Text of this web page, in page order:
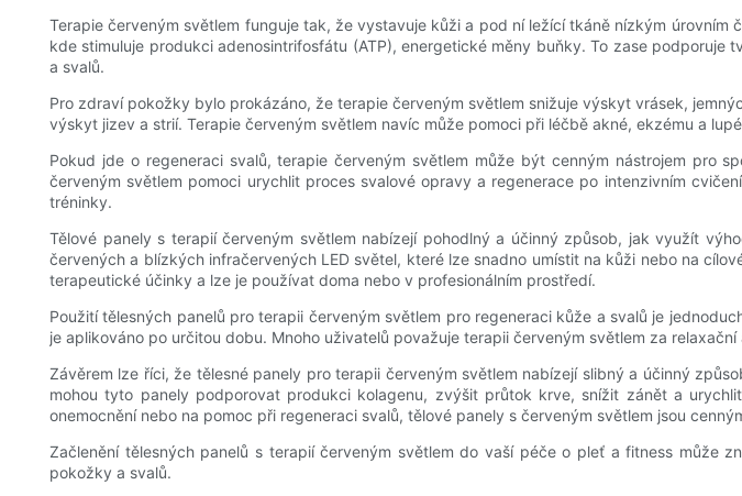
Terapie červeným světlem funguje tak, že vystavuje kůži a pod ní ležící tkáně nízkým
kde stimuluje produkci adenosintrifosfátu (ATP), energetické měny buňky. To zase
a svalů.
Pro zdraví pokožky bylo prokázáno, že terapie červeným světlem snižuje výskyt vrásek,
výskyt jizev a strií. Terapie červeným světlem navíc může pomoci při léčbě akné, ekzému a
Pokud jde o regeneraci svalů, terapie červeným světlem může být cenným nástrojem pro
červeným světlem pomoci urychlit proces svalové opravy a regenerace po intenzivním
tréninky.
Tělové panely s terapií červeným světlem nabízejí pohodlný a účinný způsob, jak využít
červených a blízkých infračervených LED světel, které lze snadno umístit na kůži nebo na
terapeutické účinky a lze je používat doma nebo v profesionálním prostředí.
Použití tělesných panelů pro terapii červeným světlem pro regeneraci kůže a svalů je
je aplikováno po určitou dobu. Mnoho uživatelů považuje terapii červeným světlem za
Závěrem lze říci, že tělesné panely pro terapii červeným světlem nabízejí slibný a účinný
mohou tyto panely podporovat produkci kolagenu, zvýšit průtok krve, snížit zánět a
onemocnění nebo na pomoc při regeneraci svalů, tělové panely s červeným světlem jsou
Začlenění tělesných panelů s terapií červeným světlem do vaší péče o pleť a fitness může
pokožky a svalů.